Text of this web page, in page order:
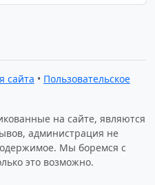
сайта • Пользовательское
на сайте, являются
администрация не
Мы боремся с
это возможно.